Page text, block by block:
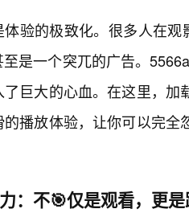
体验的极致化。很多人在
是一个突兀的广告。
巨大的心血。在这里，
播放体验，让你可以完
：不🎯仅是观看，更